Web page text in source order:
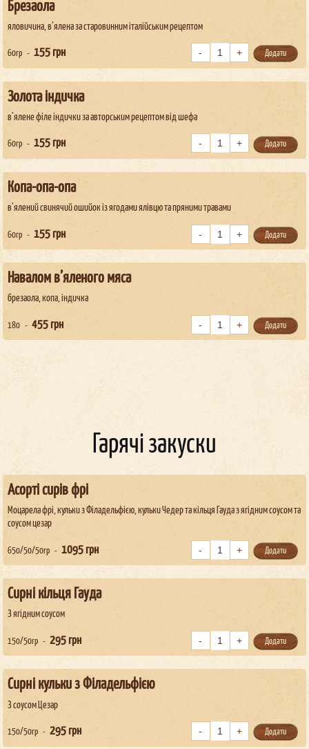
Брезаола
яловичина, в’ялена за старовинним італійським рецептом
60гр 155 грн Додати
Золота індичка
в’ялене філе індички за авторським рецептом від шефа
60гр 155 грн Додати
Копа-опа-опа
в’ялений свинячий ошийок із ягодами ялівцю та пряними травами
60гр 155 грн Додати
Навалом в’яленого мяса
брезаола, копа, індичка
180 455 грн Додати
Гарячі закуски
Асорті сирів фрі
Моцарела фрі, кульки з Філадельфією, кульки Чедер та кільця Гауда з ягідним соусом та
соусом цезар
650/50/50гр 1095 грн Додати
Сирні кільця Гауда
З ягідним соусом
150/50гр 295 грн Додати
Сирні кульки з Філадельфією
З соусом Цезар
150/50гр 295 грн Додати